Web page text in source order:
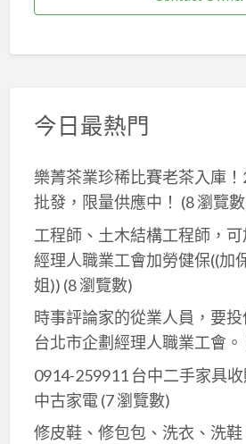
今日最熱門
樂菁茶業珍稀比賽老茶入庫
批發，限量供應中！ (8 瀏覽
工程師、土木結構工程師，可
經理人職業工會加勞健保((加
姐)) (8 瀏覽數)
時事評論家的從業人員，要
台北市企劃經理人職業工會。
0914-259911 台中二手家具
中古家電(7 瀏覽數)
修皮鞋、修包包、洗衣、洗